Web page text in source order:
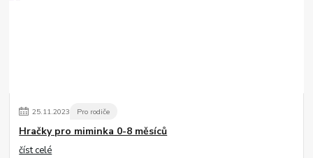
25.11.2023 Pro rodiče
Hračky pro miminka 0-8 měsíců
číst celé